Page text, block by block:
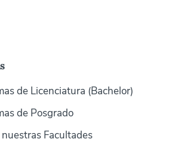
de Licenciatura (Bachelor)
de Posgrado
Facultades